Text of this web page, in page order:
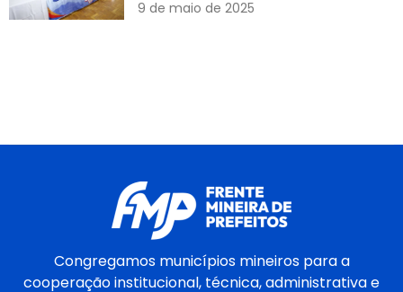
9 de maio de 2025
Congregamos municípios mineiros para a
cooperação institucional, técnica, administrativa e